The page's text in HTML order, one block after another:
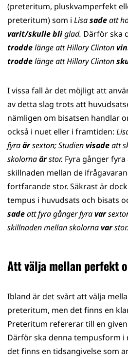
(preteritum, pluskvamperfekt
preteritum) som i Lisasadeatt
varit/skulle bliglad. Därför ska
troddelänge att Hillary Clinton
troddelänge att Hillary Clinton
I vissa fall är det möjligt att
av detta slag trots att
nämligen om bisatsen handlar
också i nuet eller i framtiden:
fyraärsexton; Studienvisadeatt
skolornaärstor. Fyra gånger
skillnaden mellan de
fortfarande stor. Säkrast är
tempus i huvudsats och bisats
sadeatt fyra gånger fyravar
skillnaden mellan skolornavarstor.
Att välja mellan perfekt
Ibland är det svårt att välja
preteritum, men det finns en
Preteritum refererar till en
Därför ska denna tempusform i
det finns en tidsangivelse som